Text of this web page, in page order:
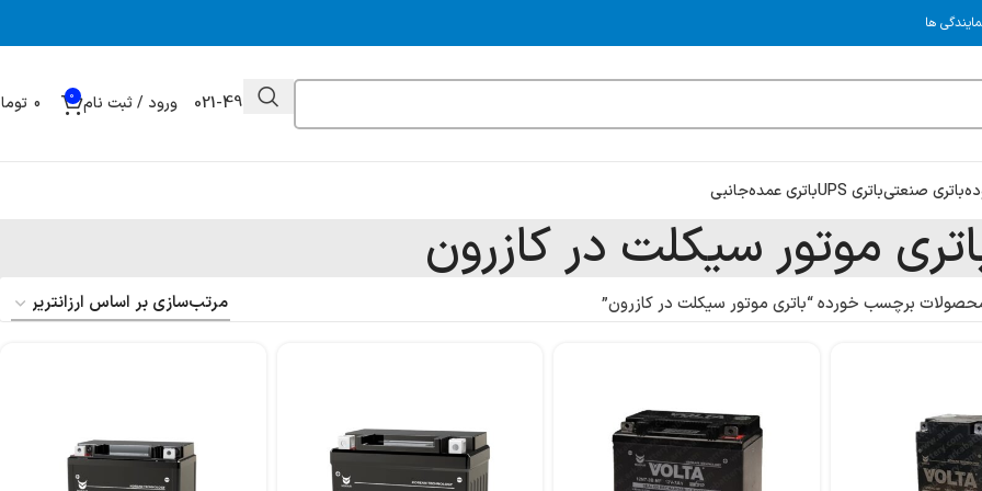
ها
021-49032000 ورود / ثبت نام 0
باتری صنعتیباتری UPS باتری عمدهجانبی
موتور سیکلت در کازرون
برچسب خورده “باتری موتور سیکلت در کازرون”